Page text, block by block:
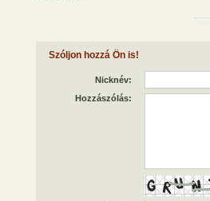
Szóljon hozzá Ön is!
Nicknév:
Hozzászólás: